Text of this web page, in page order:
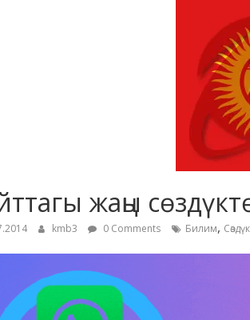
жаңы
kmb3 0 Comments Билим, Сөздүк